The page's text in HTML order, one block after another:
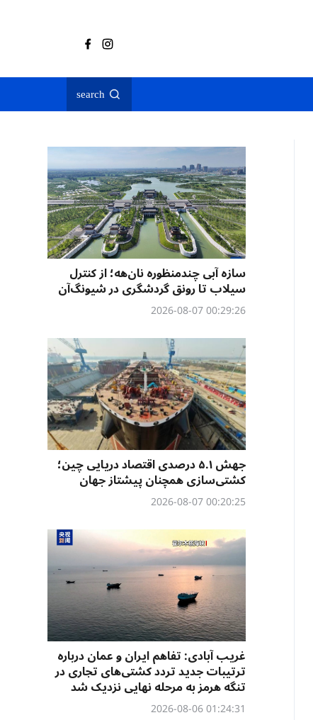
search
سازه آبی چندمنظوره نان‌هه؛ از کنترل
سیلاب تا رونق گردشگری در شیونگ‌آن
00:29:26 2026-08-07
جهش ۵.۱ درصدی اقتصاد دریایی چین؛
کشتی‌سازی همچنان پیشتاز جهان
00:20:25 2026-08-07
غریب آبادی: تفاهم ایران و عمان درباره
ترتیبات جدید تردد کشتی‌های تجاری در
تنگه هرمز به مرحله نهایی نزدیک شد
01:24:31 2026-08-06